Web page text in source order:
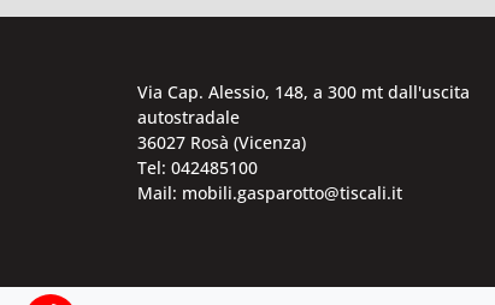
Via Cap. Alessio, 148, a 300 mt dall'uscita
autostradale
36027 Rosà (Vicenza)
Tel: 042485100
Mail: mobili.gasparotto@tiscali.it